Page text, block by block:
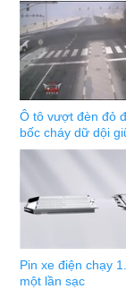
Ô tô vượt đèn đỏ
bốc cháy dữ dội
Pin xe điện chạy
một lần sạc